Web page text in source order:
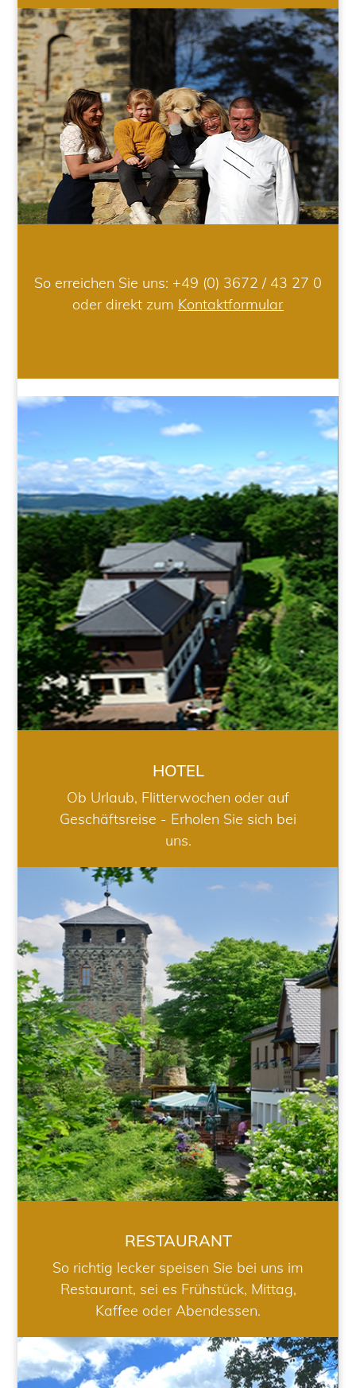
So erreichen Sie uns: +49 (0) 3672 / 43 27 0
oder direkt zum Kontaktformular
HOTEL
HOTEL
Ob Urlaub, Flitterwochen oder auf
Geschäftsreise - Erholen Sie sich bei
uns.
RESTAURANT
RESTAURANT
So richtig lecker speisen Sie bei uns im
Restaurant, sei es Frühstück, Mittag,
Kaffee oder Abendessen.